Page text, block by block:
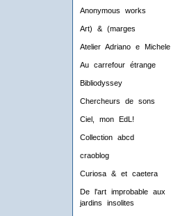
Anonymous works
Art) & (marges
Atelier Adriano e Michele
Au carrefour étrange
Bibliodyssey
Chercheurs de sons
Ciel, mon EdL!
Collection abcd
craoblog
Curiosa & et caetera
De l'art improbable aux
jardins insolites